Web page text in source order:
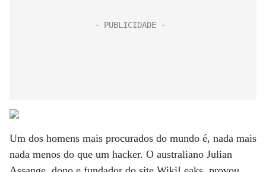
Um dos homens mais procurados do mundo é, nada mais
nada menos do que um hacker. O australiano Julian